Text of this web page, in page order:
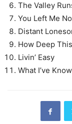
The Valley
You Left Me
Distant
How Deep
Livin’ Easy
What I’ve